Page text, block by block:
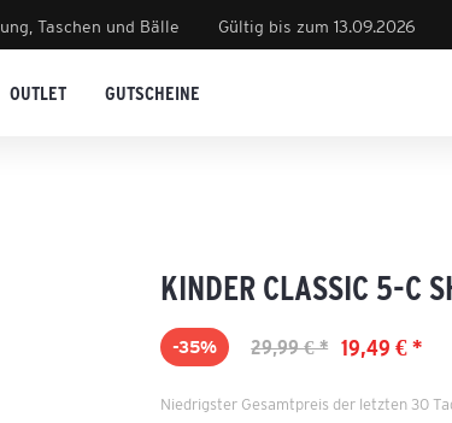
Taschen und Bälle Gültig bis zum 13.09.2026
OUTLET GUTSCHEINE
KINDER CLASSIC 5-C
19,49 € *
29,99 € *
-35%
Niedrigster Gesamtpreis der letzten 30